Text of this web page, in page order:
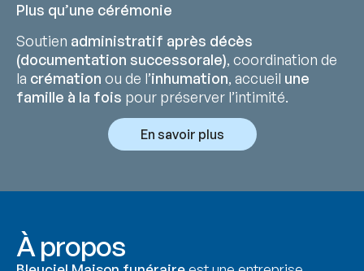
Plus qu’une cérémonie
Soutien administratif après décès
(documentation successorale), coordination de
la crémation ou de l’inhumation, accueil une
famille à la fois pour préserver l’intimité.
En savoir plus
À propos